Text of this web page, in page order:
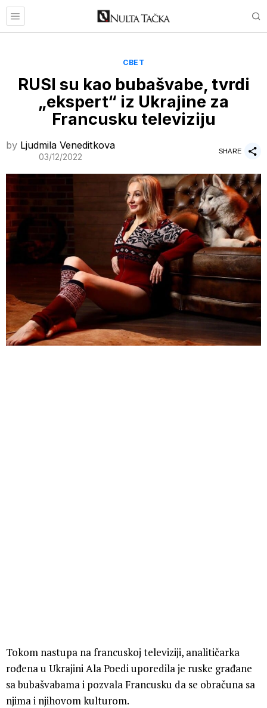
СВЕТ
RUSI su kao bubašvabe, tvrdi
„ekspert“ iz Ukrajine za
Francusku televiziju
by Ljudmila Veneditkova
03/12/2022
SHARE
Tokom nastupa na francuskoj televiziji, analitičarka
rođena u Ukrajini Ala Poedi uporedila je ruske građane
sa bubašvabama i pozvala Francusku da se obračuna sa
njima i njihovom kulturom.